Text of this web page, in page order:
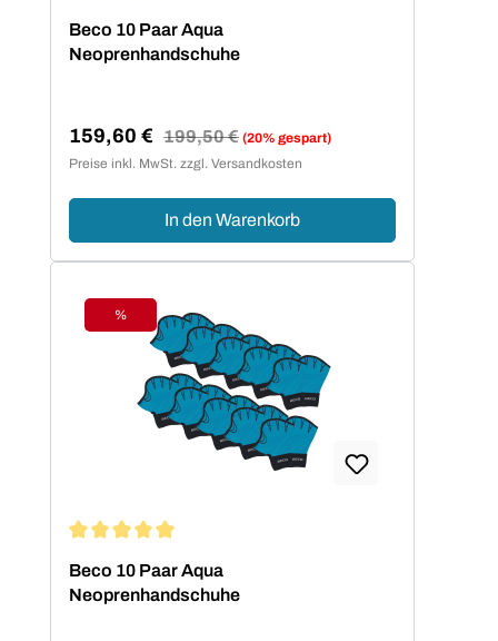
Beco 10 Paar Aqua
Neoprenhandschuhe
Verkaufspreis:
159,60 € Regulärer Preis:
199,50 € (20% gespart)
Preise inkl. MwSt. zzgl. Versandkosten
In den Warenkorb
Rabatt
%
Beco 10 Paar Aqua
Neoprenhandschuhe